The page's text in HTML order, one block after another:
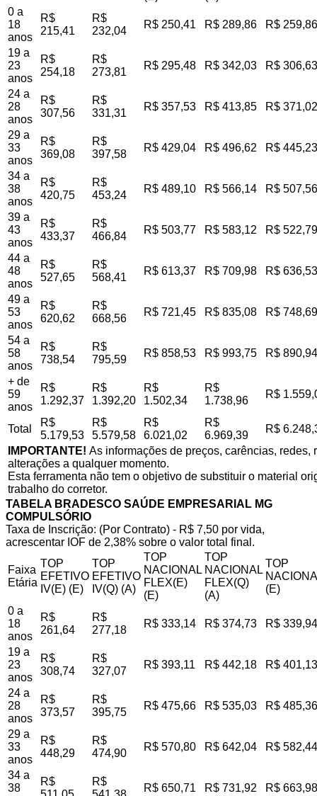
0 a
18
anos
R$
215,41
R$
232,04
R$ 250,41 R$ 289,86 R$ 259,86
19 a
23
anos
R$
254,18
R$
273,81
R$ 295,48 R$ 342,03 R$ 306,63
24 a
28
anos
R$
307,56
R$
331,31
R$ 357,53 R$ 413,85 R$ 371,02
29 a
33
anos
R$
369,08
R$
397,58
R$ 429,04 R$ 496,62 R$ 445,23
34 a
38
anos
R$
420,75
R$
453,24
R$ 489,10 R$ 566,14 R$ 507,56
39 a
43
anos
R$
433,37
R$
466,84
R$ 503,77 R$ 583,12 R$ 522,79
44 a
48
anos
R$
527,65
R$
568,41
R$ 613,37 R$ 709,98 R$ 636,53
49 a
53
anos
R$
620,62
R$
668,56
R$ 721,45 R$ 835,08 R$ 748,69
54 a
58
anos
R$
738,54
R$
795,59
R$ 858,53 R$ 993,75 R$ 890,94
+ de
59
anos
R$
1.292,37
R$
1.392,20
R$
1.502,34
R$
1.738,96
R$
Total
R$
5.179,53
R$
5.579,58
R$
6.021,02
R$
6.969,39
R$
IMPORTANTE! As informações de preços, carências,
alterações a qualquer momento.
Esta ferramenta não tem o objetivo de substituir o material
trabalho do corretor.
TABELA BRADESCO SAÚDE EMPRESARIAL MG
COMPULSÓRIO
Taxa de Inscrição: (Por Contrato) - R$ 7,50 por vida,
acrescentar IOF de 2,38% sobre o valor total final.
Faixa
Etária
TOP
EFETIVO
IV(E) (E)
TOP
EFETIVO
IV(Q) (A)
TOP
NACIONAL
FLEX(E)
(E)
TOP
NACIONAL
FLEX(Q)
(A)
TOP
(E)
0 a
18
anos
R$
261,64
R$
277,18
R$ 333,14 R$ 374,73 R$ 339,94
19 a
23
anos
R$
308,74
R$
327,07
R$ 393,11 R$ 442,18 R$ 401,13
24 a
28
anos
R$
373,57
R$
395,75
R$ 475,66 R$ 535,03 R$ 485,36
29 a
33
anos
R$
448,29
R$
474,90
R$ 570,80 R$ 642,04 R$ 582,44
34 a
38
R$
R$
R$ 650,71 R$ 731,92 R$ 663,98